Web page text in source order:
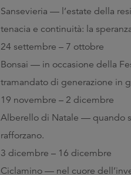
Sansevieria — l’estate della
tenacia e continuità: la
24 settembre – 7 ottobre
Bonsai — in occasione della
tramandato di generazione in
19 novembre – 2 dicembre
Alberello di Natale — quando
rafforzano.
3 dicembre – 16 dicembre
Ciclamino — nel cuore